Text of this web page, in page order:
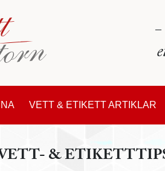
-
VETT & ETIKETT ARTIKLAR
VETT- &